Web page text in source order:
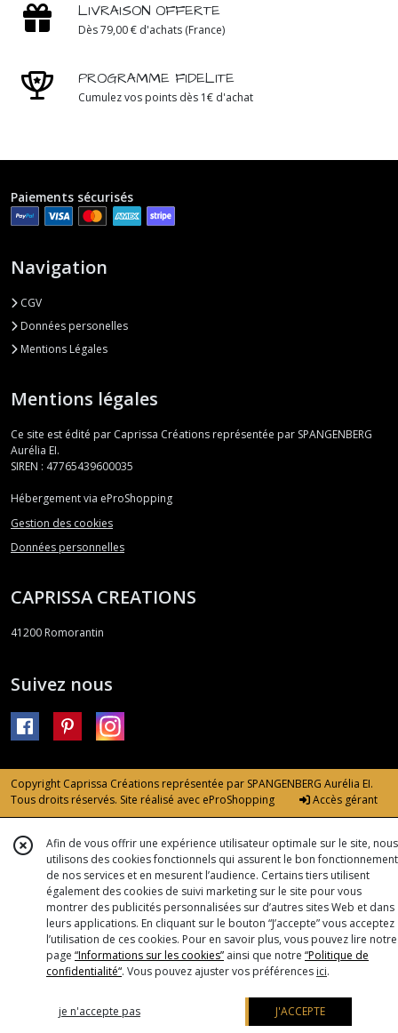
LIVRAISON OFFERTE
Dès 79,00 € d'achats (France)
PROGRAMME FIDELITE
Cumulez vos points dès 1€ d'achat
Paiements sécurisés
Navigation
CGV
Données personelles
Mentions Légales
Mentions légales
Ce site est édité par Caprissa Créations représentée par SPANGENBERG
Aurélia EI.
SIREN : 47765439600035
Hébergement via eProShopping
Gestion des cookies
Données personnelles
CAPRISSA CREATIONS
41200 Romorantin
Suivez nous
Copyright Caprissa Créations représentée par SPANGENBERG Aurélia EI.
Tous droits réservés. Site réalisé avec eProShopping Accès gérant
Afin de vous offrir une expérience utilisateur optimale sur le site, nous
utilisons des cookies fonctionnels qui assurent le bon fonctionnement
de nos services et en mesurent l’audience. Certains tiers utilisent
également des cookies de suivi marketing sur le site pour vous
montrer des publicités personnalisées sur d’autres sites Web et dans
leurs applications. En cliquant sur le bouton “J’accepte” vous acceptez
l’utilisation de ces cookies. Pour en savoir plus, vous pouvez lire notre
page “Informations sur les cookies” ainsi que notre “Politique de
confidentialité“. Vous pouvez ajuster vos préférences ici.
je n'accepte pas J'ACCEPTE